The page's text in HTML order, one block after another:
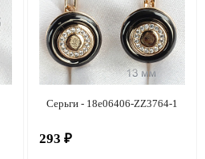
Серьги - 18e06406-ZZ3764-1
293 ₽